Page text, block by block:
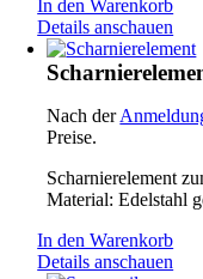
In den Warenkorb
Details anschauen
Nach der
Preise.
Scharnierelement
Material: Edelstahl
In den Warenkorb
Details anschauen